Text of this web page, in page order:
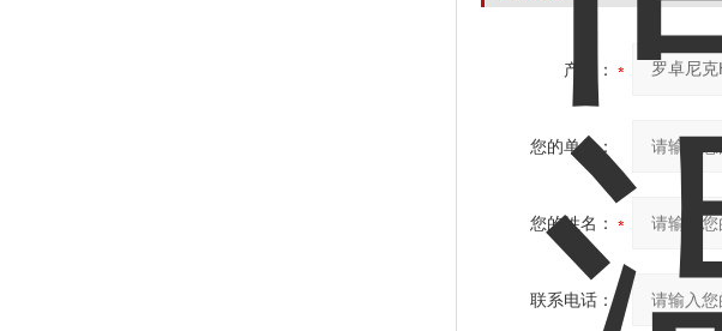
产品：
您的单位：
您的姓名：
联系电话：